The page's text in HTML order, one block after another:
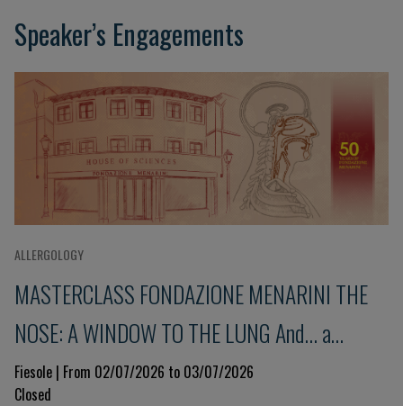
Speaker’s Engagements
ALLERGOLOGY
MASTERCLASS FONDAZIONE MENARINI THE
NOSE: A WINDOW TO THE LUNG And... a
glimpse into the immune system 9th Edition
Fiesole | From 02/07/2026 to 03/07/2026
Closed